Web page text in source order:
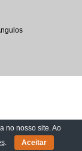
no nosso site. Ao
. Aceitar